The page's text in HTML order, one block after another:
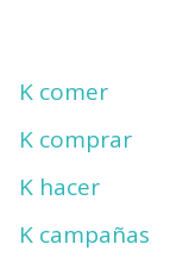
K comer
K comprar
K hacer
K campañas